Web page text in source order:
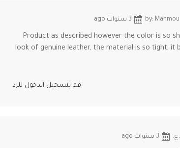
by:
Product as described however the color is so
look of genuine leather, the material is so tight, it
قم بتسجيل الدخول للرد